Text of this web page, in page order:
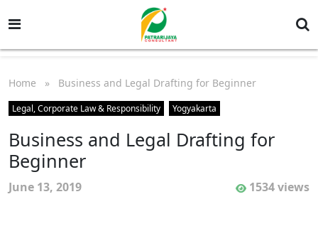
Home » Business and Legal Drafting for Beginner
Legal, Corporate Law & Responsibility Yogyakarta
Business and Legal Drafting for
Beginner
June 13, 2019 1534 views